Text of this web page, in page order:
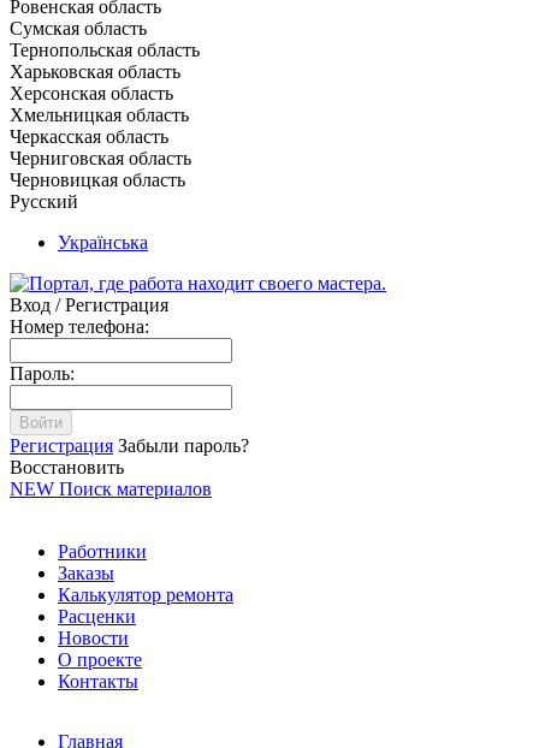
Ровенская область
Сумская область
Тернопольская область
Харьковская область
Херсонская область
Хмельницкая область
Черкасская область
Черниговская область
Черновицкая область
Русский
Українська
Вход / Регистрация
Номер телефона:
Пароль:
Войти
Регистрация Забыли пароль?
Восстановить
NEW Поиск материалов
Работники
Заказы
Калькулятор ремонта
Расценки
Новости
О проекте
Контакты
Главная